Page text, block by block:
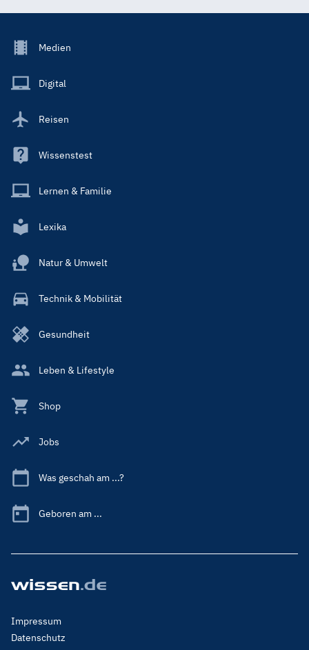
Footer
Main
Medien
Digital
Reisen
Wissenstest
Lernen & Familie
Lexika
Natur & Umwelt
Technik & Mobilität
Gesundheit
Leben & Lifestyle
Shop
Jobs
Was geschah am ...?
Geboren am ...
Footer
Menu
Impressum
Datenschutz